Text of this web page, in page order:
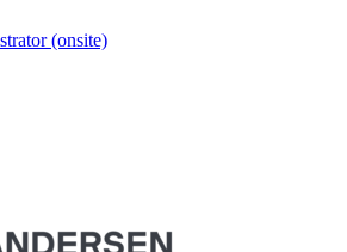
(onsite)